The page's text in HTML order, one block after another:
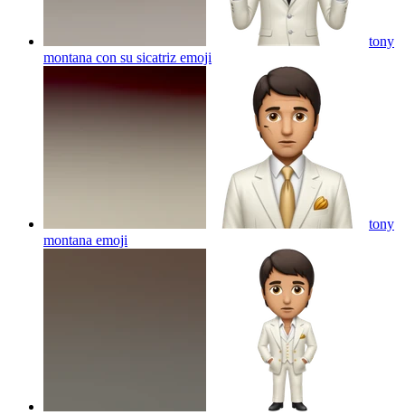
tony
montana con su sicatriz emoji
tony
montana emoji